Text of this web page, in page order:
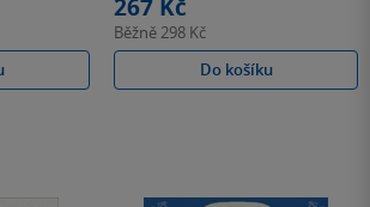
267 Kč
Běžně 298 Kč
Do košíku